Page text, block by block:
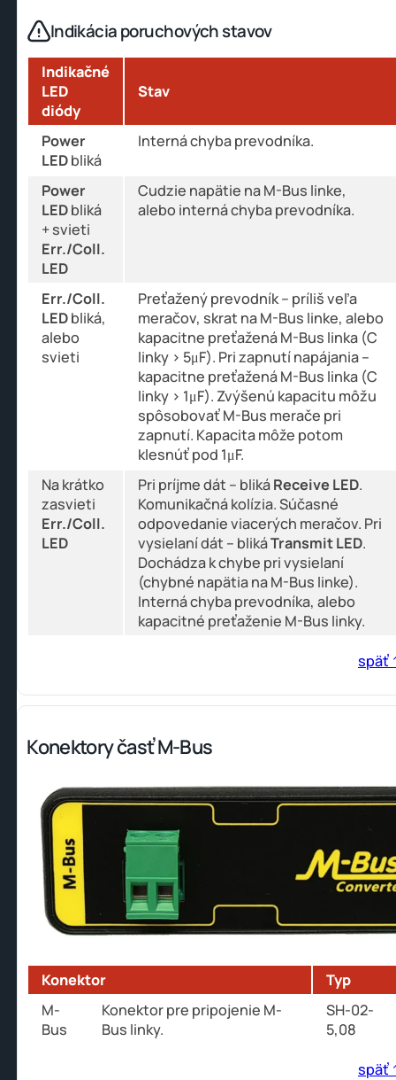
Indikácia poruchových stavov
Indikačné
LED
diódy
Stav
Power
LEDbliká
Interná chyba prevodníka.
Power
LEDbliká
+ svieti
Err./Coll.
LED
Cudzie napätie na M-Bus linke,
alebo interná chyba prevodníka.
Err./Coll.
LEDbliká,
alebo
svieti
Preťažený prevodník – príliš veľa
meračov, skrat na M-Bus linke, alebo
kapacitne preťažená M-Bus linka (C
linky > 5μF). Pri zapnutí napájania –
kapacitne preťažená M-Bus linka (C
linky > 1μF). Zvýšenú kapacitu môžu
spôsobovať M-Bus merače pri
zapnutí. Kapacita môže potom
klesnúť pod 1μF.
Na krátko
zasvieti
Err./Coll.
LED
Pri príjme dát – blikáReceive LED.
Komunikačná kolízia. Súčasné
odpovedanie viacerých meračov. Pri
vysielaní dát – blikáTransmit LED.
Dochádza k chybe pri vysielaní
(chybné napätia na M-Bus linke).
Interná chyba prevodníka, alebo
kapacitné preťaženie M-Bus linky.
späť
Konektory časť M-Bus
Konektor
Typ
M-
Bus
Konektor pre pripojenie M-
Bus linky.
SH-02-
5,08
späť